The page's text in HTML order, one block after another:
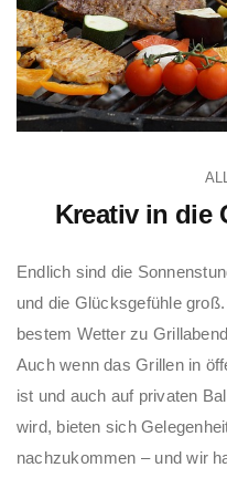
Kreativ in die
Endlich sind die
und die Glücksgefühle
bestem Wetter zu
Auch wenn das Grillen in
ist und auch auf privaten
wird, bieten sich
nachzukommen – und wir